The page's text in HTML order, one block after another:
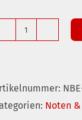
Tanzmelodien
Dreher
und Noten